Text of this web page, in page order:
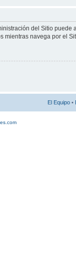
del Sitio
mientras navega por el
El Equipo •